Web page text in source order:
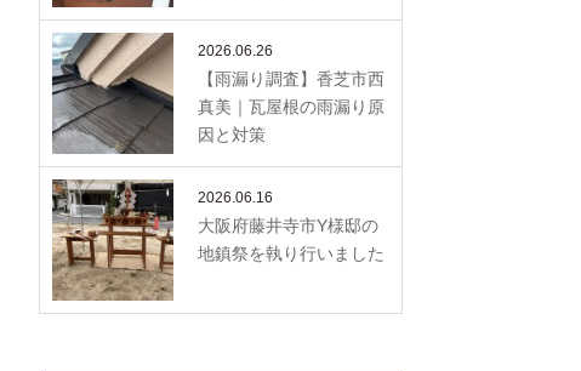
2026.06.26
【雨漏り調査】香芝市西
真美｜瓦屋根の雨漏り原
因と対策
2026.06.16
大阪府藤井寺市Y様邸の
地鎮祭を執り行いました